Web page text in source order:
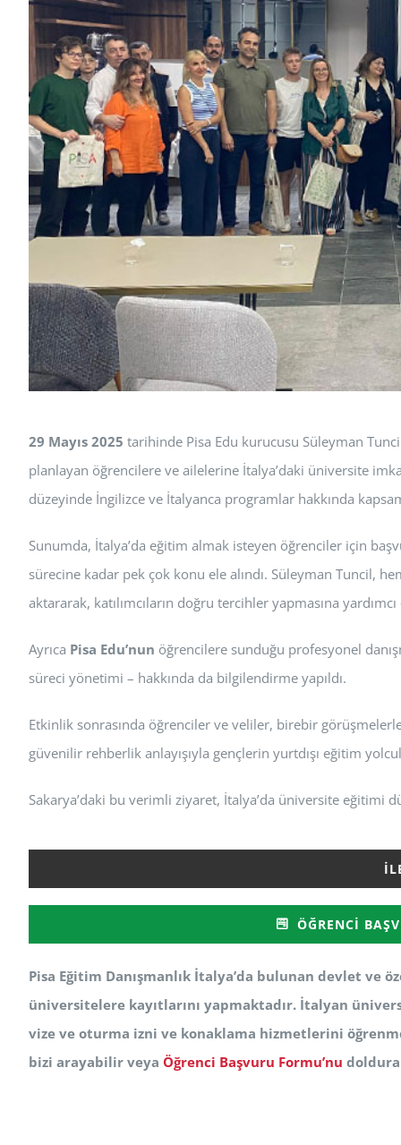
29 Mayıs 2025 tarihinde Pisa Edu kurucusu Süleyman
planlayan öğrencilere ve ailelerine İtalya’daki üniversite
düzeyinde İngilizce ve İtalyanca programlar hakkında
Sunumda, İtalya’da eğitim almak isteyen öğrenciler için
sürecine kadar pek çok konu ele alındı. Süleyman Tuncil,
aktararak, katılımcıların doğru tercihler yapmasına
Ayrıca Pisa Edu’nun öğrencilere sunduğu profesyonel
süreci yönetimi – hakkında da bilgilendirme yapıldı.
Etkinlik sonrasında öğrenciler ve veliler, birebir
güvenilir rehberlik anlayışıyla gençlerin yurtdışı eğitim
Sakarya’daki bu verimli ziyaret, İtalya’da üniversite
ÖĞRENCI
Pisa Eğitim Danışmanlık İtalya’da bulunan devlet
üniversitelere kayıtlarını yapmaktadır. İtalyan
vize ve oturma izni ve konaklama hizmetlerini
bizi arayabilir veya Öğrenci Başvuru Formu’nu